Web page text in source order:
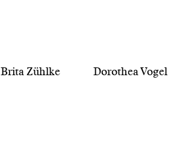
Brita Zühlke Dorothea Vogel